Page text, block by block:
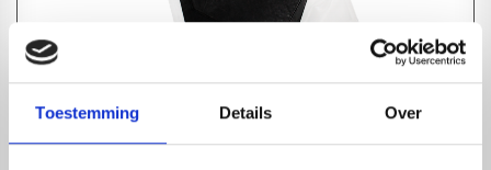
Toestemming Details Over
1-4 dagen levertijd